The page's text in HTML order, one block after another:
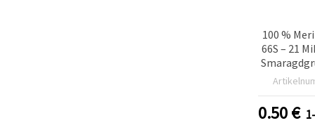
100 %
66S – 21
DIY,
0.50€